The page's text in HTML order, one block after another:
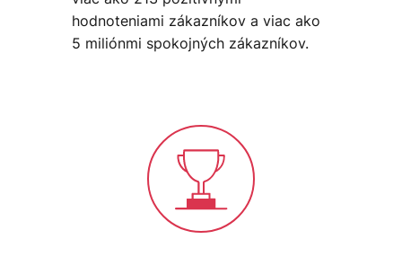
hodnoteniami zákazníkov a viac ako
5 miliónmi spokojných zákazníkov.